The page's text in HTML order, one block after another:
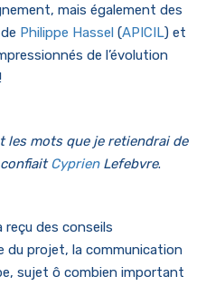
mais également des
Philippe Hassel (APICIL) et
de l’évolution
les mots que je retiendrai de
CyprienLefebvre.
reçu des conseils
du projet, la communication
sujet ô combien important